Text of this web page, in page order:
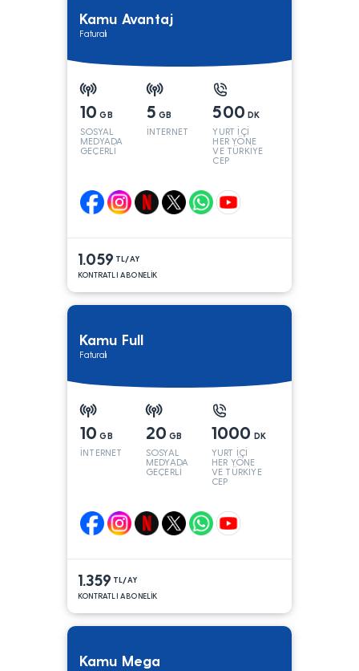
Kamu Avantaj
Faturalı
10 GB
SOSYAL
MEDYADA
GEÇERLİ
5 GB
İNTERNET
500 DK
YURT İÇİ
HER YÖNE
VE TÜRKİYE
CEP
1.059 TL/AY
KONTRATLI ABONELİK
Kamu Full
Faturalı
10 GB
İNTERNET
20 GB
SOSYAL
MEDYADA
GEÇERLİ
1000 DK
YURT İÇİ
HER YÖNE
VE TÜRKİYE
CEP
1.359 TL/AY
KONTRATLI ABONELİK
Kamu Mega